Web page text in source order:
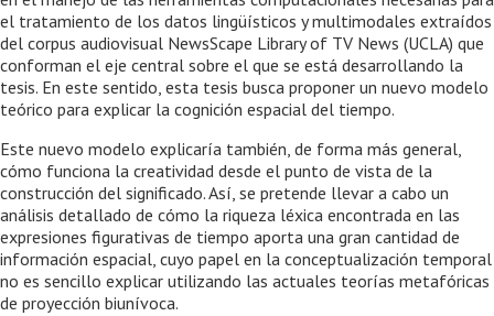
el tratamiento de los datos lingüísticos y multimodales extraídos
del corpus audiovisual NewsScape Library of TV News (UCLA) que
conforman el eje central sobre el que se está desarrollando la
tesis. En este sentido, esta tesis busca proponer un nuevo modelo
teórico para explicar la cognición espacial del tiempo.
Este nuevo modelo explicaría también, de forma más general,
cómo funciona la creatividad desde el punto de vista de la
construcción del significado. Así, se pretende llevar a cabo un
análisis detallado de cómo la riqueza léxica encontrada en las
expresiones figurativas de tiempo aporta una gran cantidad de
información espacial, cuyo papel en la conceptualización temporal
no es sencillo explicar utilizando las actuales teorías metafóricas
de proyección biunívoca.